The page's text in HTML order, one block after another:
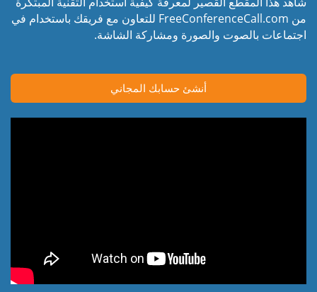
من FreeConferenceCall.com للتعاون مع فريقك باستخدام في
اجتماعات بالصوت والصورة ومشاركة الشاشة.
أنشئ حسابك المجاني